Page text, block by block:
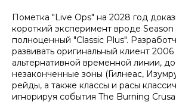
Пометка "Live Ops" на 2028 год
короткий эксперимент вроде
полноценный "Classic Plus".
развивать оригинальный клиент 2006
альтернативной временной линии,
незаконченные зоны (Гилнеас,
рейды, а также классы и расы
игнорируя события The Burning